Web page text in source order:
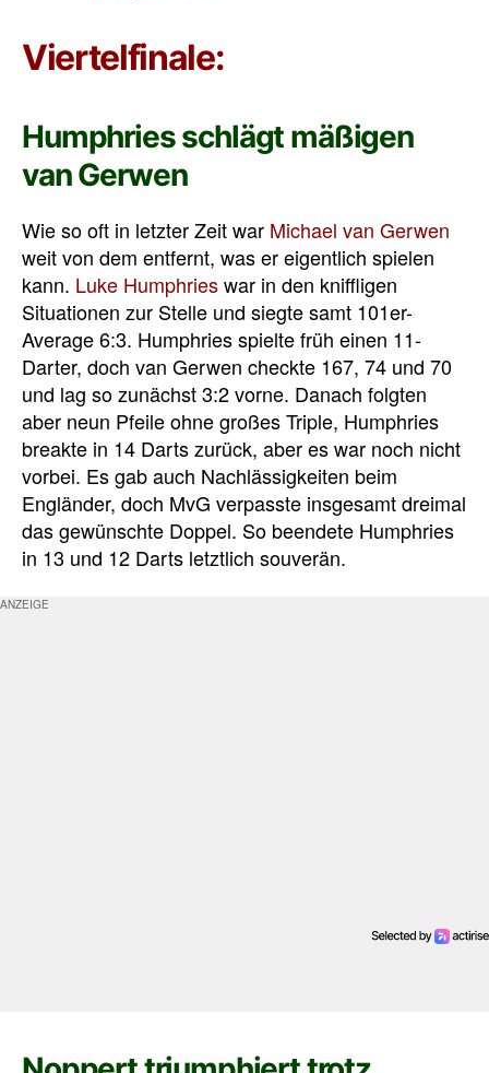
Viertelfinale:
Humphries schlägt mäßigen
van Gerwen
Wie so oft in letzter Zeit war Michael van Gerwen
weit von dem entfernt, was er eigentlich spielen
kann. Luke Humphrieswar in den kniffligen
Situationen zur Stelle und siegte samt 101er-
Average 6:3. Humphries spielte früh einen 11-
Darter, doch van Gerwen checkte 167, 74 und 70
und lag so zunächst 3:2 vorne. Danach folgten
aber neun Pfeile ohne großes Triple, Humphries
breakte in 14 Darts zurück, aber es war noch nicht
vorbei. Es gab auch Nachlässigkeiten beim
Engländer, doch MvG verpasste insgesamt dreimal
das gewünschte Doppel. So beendete Humphries
in 13 und 12 Darts letztlich souverän.